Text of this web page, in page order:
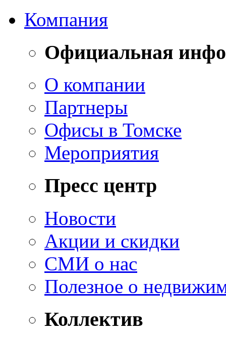
Компания
Официальная
О компании
Партнеры
Офисы в Томске
Мероприятия
Пресс центр
Новости
Акции и скидки
СМИ о нас
Полезное о
Коллектив